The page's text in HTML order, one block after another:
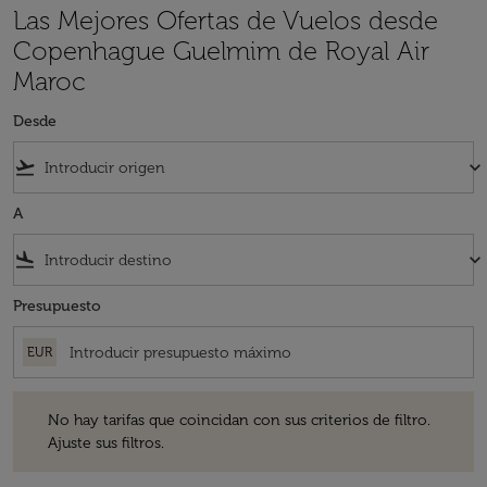
Las Mejores Ofertas de Vuelos desde
Copenhague Guelmim de Royal Air
Maroc
Desde
flight_takeoff keyboard_arrow_down
A
flight_land keyboard_arrow_down
Presupuesto
EUR
No hay tarifas que coincidan con sus criterios de filtro.
Ajuste sus filtros.